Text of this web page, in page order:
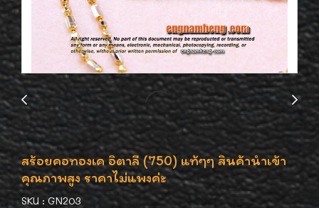
สร้อยคอทองเค อิตาลี (750) แท้ๆๆ สินค้านำเข้า
คุณภาพสูง ราคาไม่แพงค่ะ
SKU : GN203